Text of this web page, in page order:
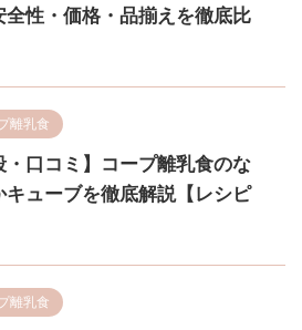
全性・価格・品揃えを徹底比
離乳食
・口コミ】コープ離乳食のな
キューブを徹底解説【レシピ
離乳食